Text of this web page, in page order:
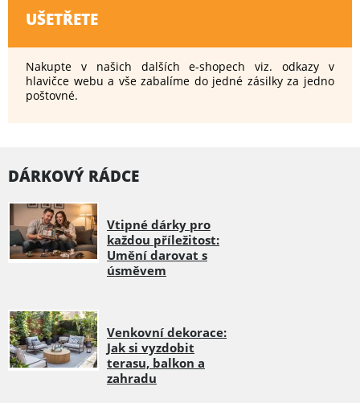
UŠETŘETE
Nakupte v našich dalších e-shopech viz. odkazy v
hlavičce webu a vše zabalíme do jedné zásilky za jedno
poštovné.
DÁRKOVÝ RÁDCE
Vtipné dárky pro
každou příležitost:
Umění darovat s
úsměvem
Venkovní dekorace:
Jak si vyzdobit
terasu, balkon a
zahradu